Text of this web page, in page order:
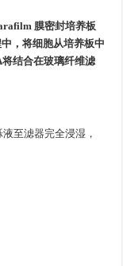
膜密封培养板
，将细胞从培养板中
结合在玻璃纤维滤
至滤器完全浸湿，